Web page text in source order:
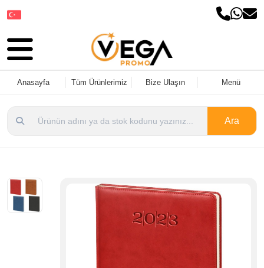
Anasayfa Tüm Ürünlerimiz Bize Ulaşın Menü
Ara